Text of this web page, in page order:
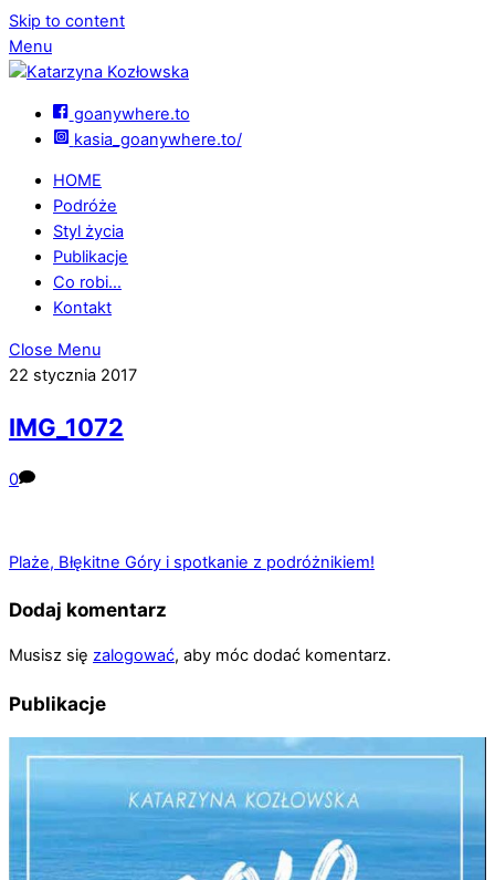
Skip to content
Menu
goanywhere.to
kasia_goanywhere.to/
HOME
Podróże
Styl życia
Publikacje
Co robi…
Kontakt
Close Menu
22 stycznia 2017
IMG_1072
0
Plaże, Błękitne Góry i spotkanie z podróżnikiem!
Dodaj komentarz
Musisz się zalogować, aby móc dodać komentarz.
Publikacje